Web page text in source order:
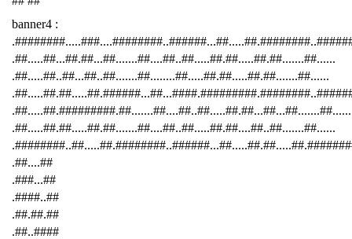
banner4 :
.##.....##...##.##...##.......##....##..##.....##.##.....##.##.......##......
.##.....##..##...##..##.......##........##.....##.##.....##.##.......##......
.##.....##.#########.##.......##....##..##.....##.##...##...##.......##......
.##.....##.##.....##.##.......##....##..##.....##.##....##..##.......##......
.##....##
.###...##
.####..##
.##.##.##
.##..####